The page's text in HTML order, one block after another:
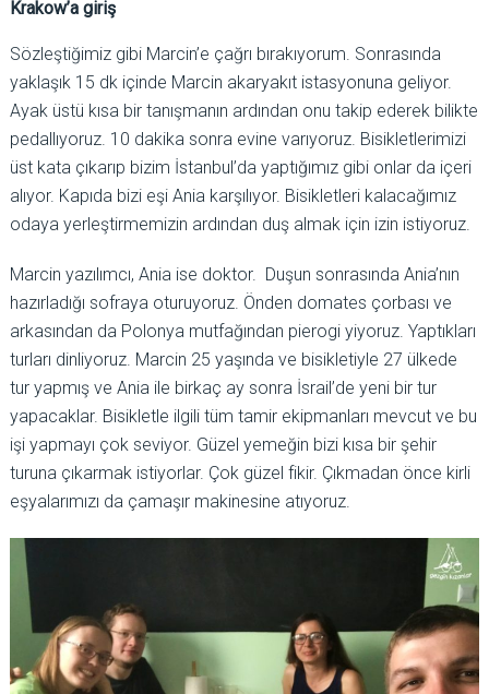
Krakow’a giriş
Sözleştiğimiz gibi Marcin’e çağrı bırakıyorum. Sonrasında
yaklaşık 15 dk içinde Marcin akaryakıt istasyonuna geliyor.
Ayak üstü kısa bir tanışmanın ardından onu takip ederek bilikte
pedallıyoruz. 10 dakika sonra evine varıyoruz. Bisikletlerimizi
üst kata çıkarıp bizim İstanbul’da yaptığımız gibi onlar da içeri
alıyor. Kapıda bizi eşi Ania karşılıyor. Bisikletleri kalacağımız
odaya yerleştirmemizin ardından duş almak için izin istiyoruz.
Marcin yazılımcı, Ania ise doktor. Duşun sonrasında Ania’nın
hazırladığı sofraya oturuyoruz. Önden domates çorbası ve
arkasından da Polonya mutfağından pierogi yiyoruz. Yaptıkları
turları dinliyoruz. Marcin 25 yaşında ve bisikletiyle 27 ülkede
tur yapmış ve Ania ile birkaç ay sonra İsrail’de yeni bir tur
yapacaklar. Bisikletle ilgili tüm tamir ekipmanları mevcut ve bu
işi yapmayı çok seviyor. Güzel yemeğin bizi kısa bir şehir
turuna çıkarmak istiyorlar. Çok güzel fikir. Çıkmadan önce kirli
eşyalarımızı da çamaşır makinesine atıyoruz.